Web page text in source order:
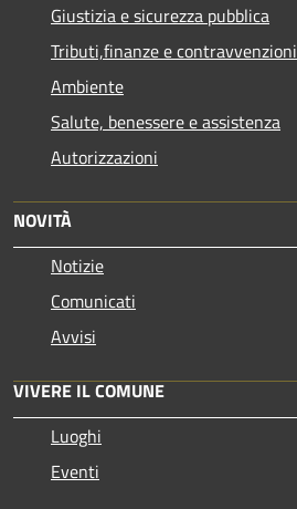
Giustizia e sicurezza pubblica
Tributi,finanze e contravvenzioni
Ambiente
Salute, benessere e assistenza
Autorizzazioni
NOVITÀ
Notizie
Comunicati
Avvisi
VIVERE IL COMUNE
Luoghi
Eventi